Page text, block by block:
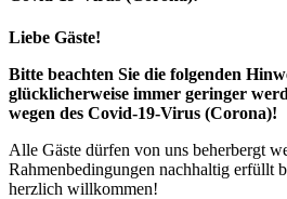
Liebe Gäste!
Bitte beachten Sie die folgenden
glücklicherweise immer geringer
wegen des Covid-19-Virus (Corona)!
Alle Gäste dürfen von uns beherbergt
Rahmenbedingungen nachhaltig erfüllt
herzlich willkommen!